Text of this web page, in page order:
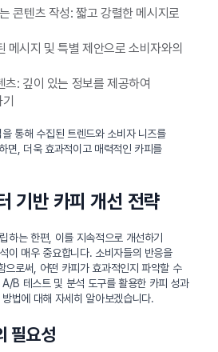
콘텐츠 작성: 짧고 강렬한 메시지로
메시지 및 특별 제안으로 소비자와의
: 깊이 있는 정보를 제공하여
통해 수집된 트렌드와 소비자 니즈를
면, 더욱 효과적이고 매력적인 카피를
기반 카피 개선 전략
하는 한편, 이를 지속적으로 개선하기
이 매우 중요합니다. 소비자들의 반응을
으로써, 어떤 카피가 효과적인지 파악할 수
B 테스트 및 분석 도구를 활용한 카피 성과
법에 대해 자세히 알아보겠습니다.
필요성